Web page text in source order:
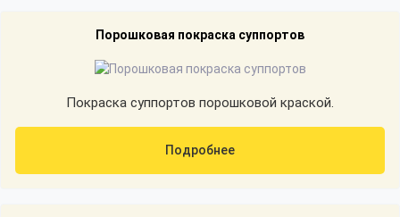
Порошковая покраска суппортов
Покраска суппортов порошковой краской.
Подробнее